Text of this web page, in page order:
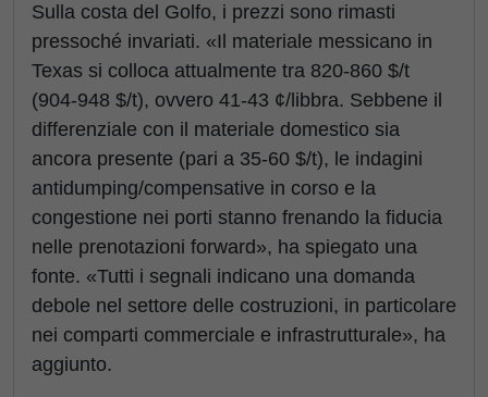
Sulla costa del Golfo, i prezzi sono rimasti
pressoché invariati. «Il materiale messicano in
Texas si colloca attualmente tra 820-860 $/t
(904-948 $/t), ovvero 41-43 ¢/libbra. Sebbene il
differenziale con il materiale domestico sia
ancora presente (pari a 35-60 $/t), le indagini
antidumping/compensative in corso e la
congestione nei porti stanno frenando la fiducia
nelle prenotazioni forward», ha spiegato una
fonte. «Tutti i segnali indicano una domanda
debole nel settore delle costruzioni, in particolare
nei comparti commerciale e infrastrutturale», ha
aggiunto.